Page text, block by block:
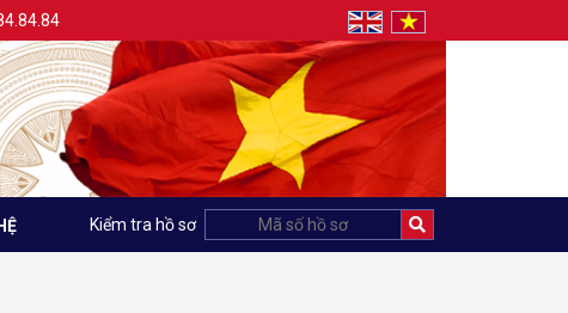
Kiểm tra hồ sơ